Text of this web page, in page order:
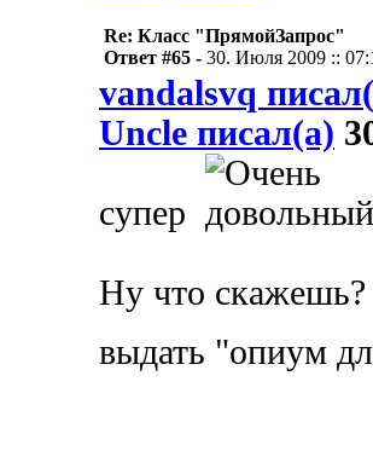
Re: Класс "ПрямойЗапрос"
Ответ #65 - 30. Июля 2009 ::
vandalsvq
Uncle писал(а)
супер
Ну что скажешь?
выдать "опиум